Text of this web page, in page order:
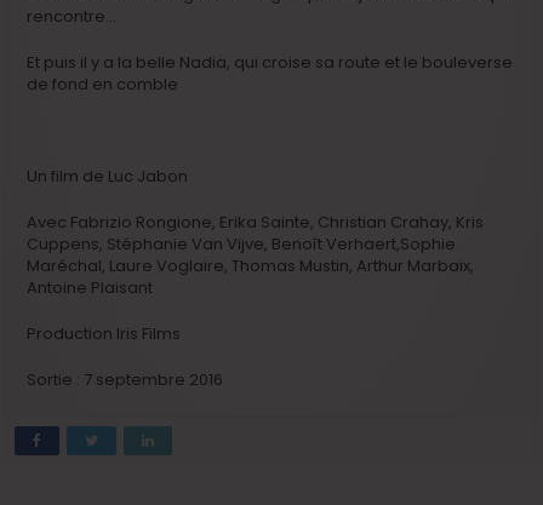
rencontre…
Et puis il y a la belle Nadia, qui croise sa route et le bouleverse
de fond en comble
Un film de Luc Jabon
Avec Fabrizio Rongione, Erika Sainte, Christian Crahay, Kris
Cuppens, Stéphanie Van Vijve, Benoît Verhaert,Sophie
Maréchal, Laure Voglaire, Thomas Mustin, Arthur Marbaix,
Antoine Plaisant
Production Iris Films
Sortie : 7 septembre 2016